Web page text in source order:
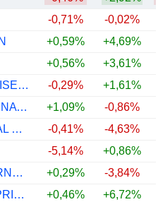
-0,71% -0,02%
+0,59% +4,69%
+0,56% +3,61%
FENG TAY ENTERPRISES CO., LTD.
-0,29% +1,61%
361 DEGREES INTERNATIONAL LIMITED
+1,09% -0,86%
XTEP INTERNATIONAL HOLDINGS LIMITED
-0,41% -4,63%
-5,14% +0,86%
FULGENT SUN INTERNATIONAL (HOLDING) CO., LTD.
+0,29% -3,84%
HWASEUNG ENTERPRISE CO., LTD.
+0,46% +6,72%